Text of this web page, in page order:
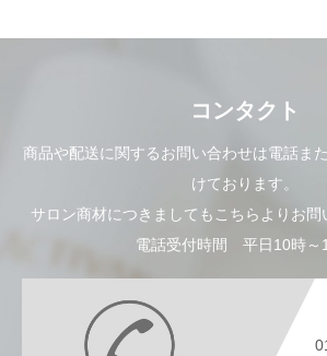
コンタクト
商品や配送に関するお問い合わせは電話ま
けております。
サロン商材につきましてもこちらよりお問
電話受付時間 平日10時～